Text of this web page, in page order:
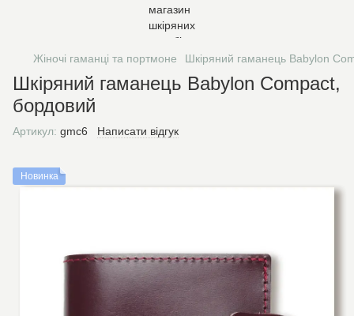
Жіночі гаманці та портмоне Шкіряний гаманець Babylon
Шкіряний гаманець Babylon Compact,
бордовий
Артикул: gmc6 Написати відгук
Новинка